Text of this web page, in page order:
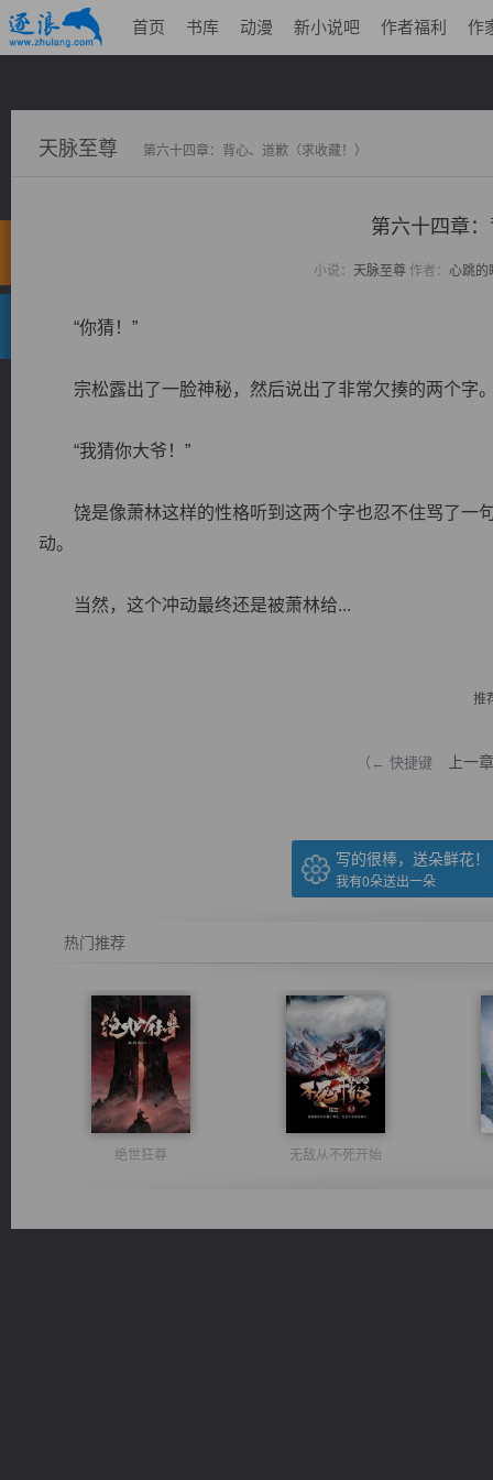
首页 书库 动漫 新小说吧 作者福利 作
天脉至尊 第六十四章：背心、道歉（求收藏！）
第六十四章
小说： 天脉至尊作者： 心跳的
“你猜！”
宗松露出了一脸神秘，然后说出了非常欠揍的两个字
“我猜你大爷！”
饶是像萧林这样的性格听到这两个字也忍不住骂了一
动。
当然，这个冲动最终还是被萧林给...
推
（← 快捷键 上一章
写的很棒，送朵鲜花！
我有0朵送出一朵
热门推荐
绝世狂尊 无敌从不死开始